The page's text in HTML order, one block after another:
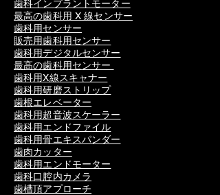
歯科インプラントモーター
最高の歯科用 X 線センサー
歯科用センサー
販売用歯科用センサー
歯科用デジタルセンサー
最高の歯科用センサー
歯科用X線スキャナー
歯科用研磨ストリップ
歯根エレベーター
歯科用超音波スケーラー
歯科用エンドファイル
歯科用骨エキスパンダー
歯肉カッター
歯科用エンドモーター
歯科口腔内カメラ
歯槽頂アプローチ